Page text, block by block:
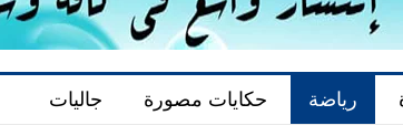
رياضة حكايات مصورة جاليات